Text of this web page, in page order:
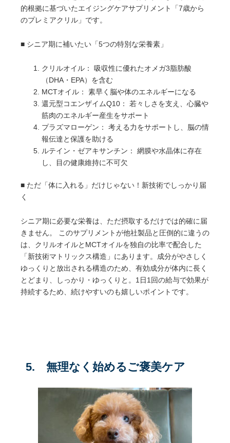
的根拠に基づいたエイジングケアサプリメント「7歳から
のプレミアクリル」です。
■ シニア期に補いたい「5つの特別な栄養素」
クリルオイル： 吸収性に優れたオメガ3脂肪酸
（DHA・EPA）を含む
MCTオイル： 素早く脳や体のエネルギーになる
還元型コエンザイムQ10： 若々しさを支え、心臓や
筋肉のエネルギー産生をサポート
プラズマローゲン： 考える力をサポートし、脳の情
報伝達と保護を助ける
ルテイン・ゼアキサンチン： 網膜や水晶体に存在
し、目の健康維持に不可欠
■ ただ「体に入れる」だけじゃない！新技術でしっかり届
く
シニア期に必要な栄養は、ただ摂取するだけでは的確に届
きません。 このサプリメントが他社製品と圧倒的に違うの
は、クリルオイルとMCTオイルを独自の比率で配合した
「新技術マトリックス構造」にあります。成分がやさしく
ゆっくりと放出される構造のため、有効成分が体内に長く
とどまり、しっかり・ゆっくりと。1日1回の給与で効果が
持続するため、続けやすいのも嬉しいポイントです。
5. 無理なく始めるご褒美ケア